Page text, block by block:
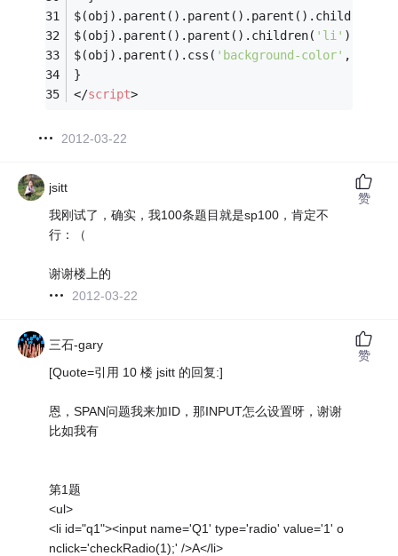
$(obj).parent().parent().parent().children(
$(obj).parent().parent().children( 'li' ).css(
$(obj).parent().css( 'background-color' ,
}
</script>
2012-03-22
jsitt
我刚试了，确实，我100条题目就是sp100，肯定不
行：（
谢谢楼上的
2012-03-22
赞
三石-gary
[Quote=引用 10 楼 jsitt 的回复:]
恩，SPAN问题我来加ID，那INPUT怎么设置呀，谢谢
比如我有
第1题
<ul>
<li id="q1"><input name='Q1' type='radio' value='1' o
nclick='checkRadio(1);' />A</li>
赞